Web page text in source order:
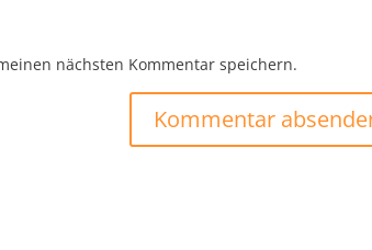
nächsten Kommentar speichern.